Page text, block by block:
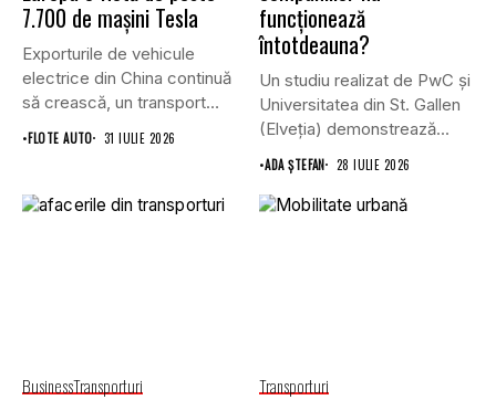
7.700 de mașini Tesla
Exporturile de vehicule
electrice din China continuă
să crească, un transport
record...
•FLOTE AUTO 31 IULIE 2026
funcționează
întotdeauna?
Un studiu realizat de PwC și
Universitatea din St. Gallen
(Elveția) demonstrează...
•ADA ȘTEFAN 28 IULIE 2026
BusinessTransporturi Transporturi